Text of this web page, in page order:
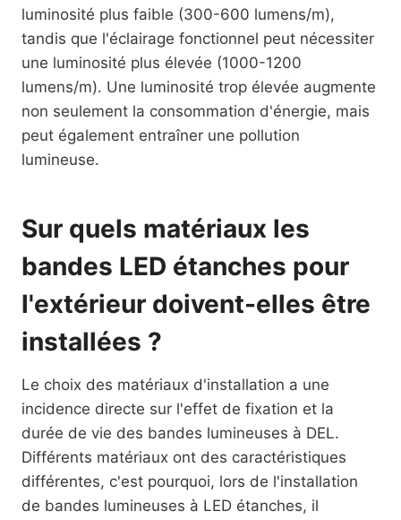
luminosité plus faible (300-600 lumens/m),
tandis que l'éclairage fonctionnel peut nécessiter
une luminosité plus élevée (1000-1200
lumens/m). Une luminosité trop élevée augmente
non seulement la consommation d'énergie, mais
peut également entraîner une pollution
lumineuse.
Sur quels matériaux les
bandes LED étanches pour
l'extérieur doivent-elles être
installées ?
Le choix des matériaux d'installation a une
incidence directe sur l'effet de fixation et la
durée de vie des bandes lumineuses à DEL.
Différents matériaux ont des caractéristiques
différentes, c'est pourquoi, lors de l'installation
de bandes lumineuses à LED étanches, il